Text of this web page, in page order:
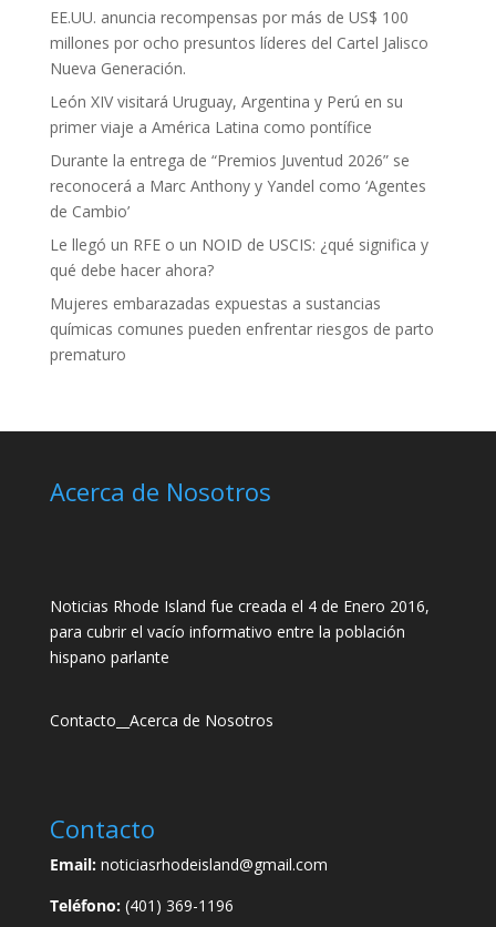
EE.UU. anuncia recompensas por más de US$ 100
millones por ocho presuntos líderes del Cartel Jalisco
Nueva Generación.
León XIV visitará Uruguay, Argentina y Perú en su
primer viaje a América Latina como pontífice
Durante la entrega de “Premios Juventud 2026” se
reconocerá a Marc Anthony y Yandel como ‘Agentes
de Cambio’
Le llegó un RFE o un NOID de USCIS: ¿qué significa y
qué debe hacer ahora?
Mujeres embarazadas expuestas a sustancias
químicas comunes pueden enfrentar riesgos de parto
prematuro
Acerca de Nosotros
Noticias Rhode Island fue creada el 4 de Enero 2016,
para cubrir el vacío informativo entre la población
hispano parlante
Contacto Acerca de Nosotros
Contacto
Email:noticiasrhodeisland@gmail.com
Teléfono:(401) 369-1196